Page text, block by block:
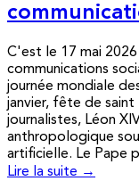
C'est le 17 mai
communications
journée mondiale
janvier, fête de saint
journalistes, Léon
anthropologique
artificielle. Le Pape
Lire la suite →